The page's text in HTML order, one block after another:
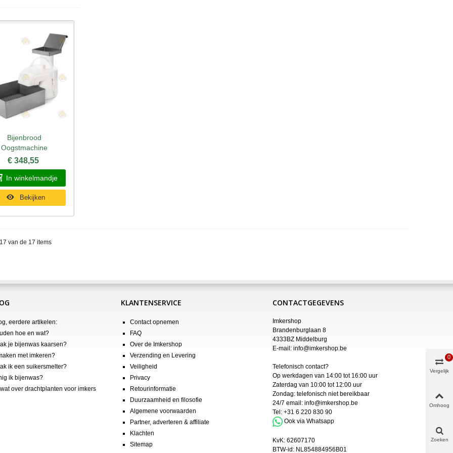
bekijken
Bijenbrood
Oogstmachine
€ 348,55
In winkelmandje
Bekijken
van de 17 items
eerdere artikelen:
hoe en wat?
je bijenwas kaarsen?
met imkeren?
ik een suikersmelter?
ik bijenwas?
over drachtplanten voor imkers
KLANTENSERVICE
Contact opnemen
FAQ
Over de Imkershop
Verzending en Levering
Veiligheid
Privacy
Retourinformatie
Duurzaamheid en filosofie
Algemene voorwaarden
Partner, adverteren & affiliate
Klachten
Sitemap
CONTACTGEGEVENS
Imkershop
Brandenburglaan 8
4333BZ Middelburg
E-mail: info@imkershop.be
Telefonisch contact?
Op werkdagen van 14:00 tot 16:00 uur
Zaterdag van 10:00 tot 12:00 uur
Zondag: telefonisch niet bereikbaar
24/7 email: info@imkershop.be
Tel: +31 6 220 830 90
Ook via Whatsapp
KvK: 62607170
BTW-id: NL854884956B01
Vergelijk
0
Omhoog
Zoeken